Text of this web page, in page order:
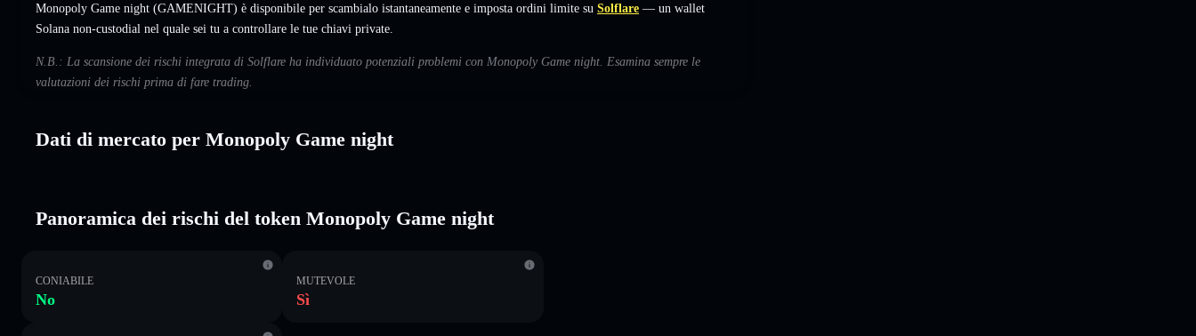
Monopoly Game night (GAMENIGHT) è disponibile per scambialo istantaneamente e imposta ordini limite su Solflare — un wallet
Solana non-custodial nel quale sei tu a controllare le tue chiavi private.
N.B.: La scansione dei rischi integrata di Solflare ha individuato potenziali problemi con Monopoly Game night. Esamina sempre le
valutazioni dei rischi prima di fare trading.
Dati di mercato per Monopoly Game night
Panoramica dei rischi del token Monopoly Game night
CONIABILE
No
MUTEVOLE
Sì